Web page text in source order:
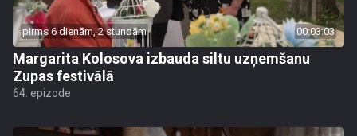
pirms 6 dienām, 2 stundām 00:03:03
Margarita Kolosova izbauda siltu uzņemšanu
Zupas festivālā
64. epizode